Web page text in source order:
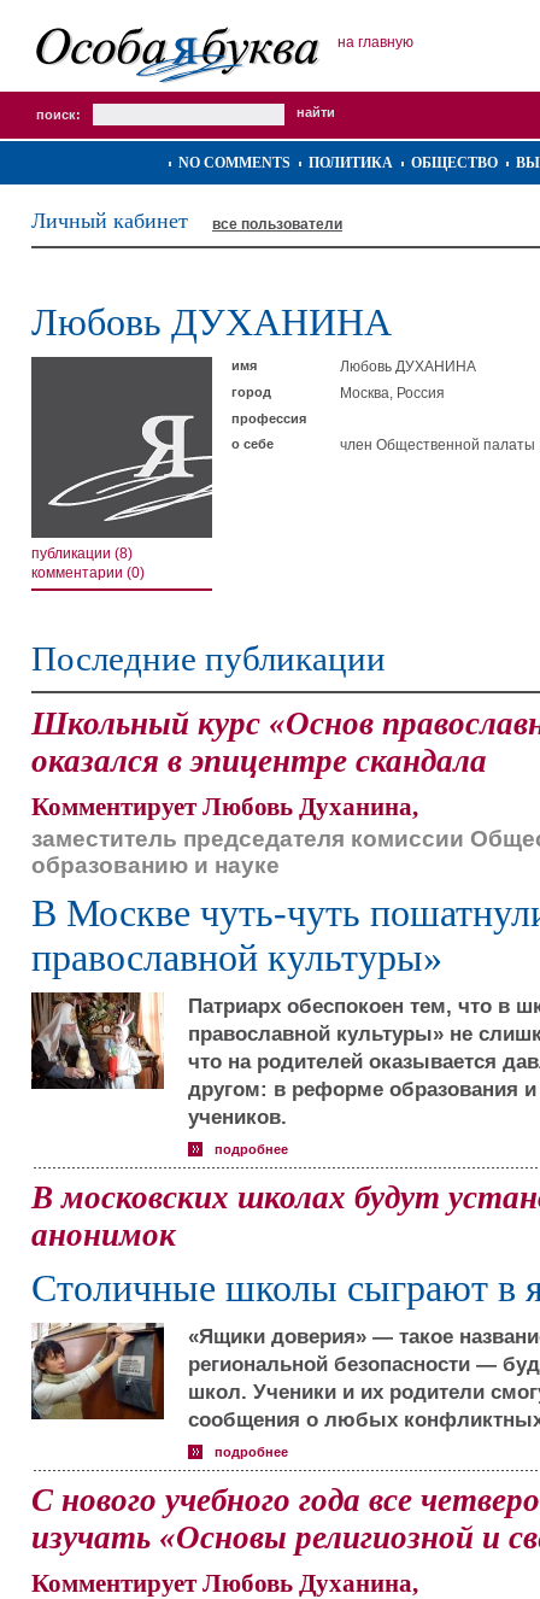
на главную
поиск:
NO COMMENTS ПОЛИТИКА ОБЩЕСТВО
Личный кабинет все пользователи
Любовь ДУХАНИНА
публикации (8)
комментарии (0)
имя Любовь ДУХАНИНА
город Москва, Россия
профессия
о себе
член Общественной
Последние публикации
Школьный курс «Основ
оказался в эпицентре скандала
Комментирует Любовь Духанина,
заместитель председателя комиссии
образованию и науке
В Москве чуть-чуть
православной культуры»
Патриарх обеспокоен тем, что в
православной культуры» не
что на родителей оказывается
другом: в реформе образования и
учеников.
подробнее
В московских школах будут
анонимок
Столичные школы сыграют в
«Ящики доверия» — такое
региональной безопасности —
школ. Ученики и их родители
сообщения о любых
подробнее
С нового учебного года все
изучать «Основы религиозной и
Комментирует Любовь Духанина,